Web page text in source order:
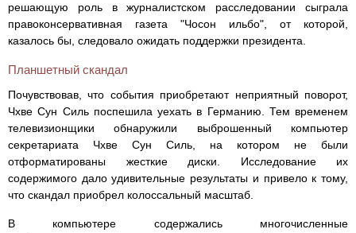
решающую роль в журналистском расследовании сыграла
правоконсервативная газета "Чосон ильбо", от которой,
казалось бы, следовало ожидать поддержки президента.
Планшетный скандал
Почувствовав, что события приобретают неприятный поворот,
Чхве Сун Силь поспешила уехать в Германию. Тем временем
телевизионщики обнаружили выброшенный компьютер
секретариата Чхве Сун Силь, на котором не были
отформатированы жесткие диски. Исследование их
содержимого дало удивительные результаты и привело к тому,
что скандал приобрел колоссальный масштаб.
В компьютере содержались многочисленные